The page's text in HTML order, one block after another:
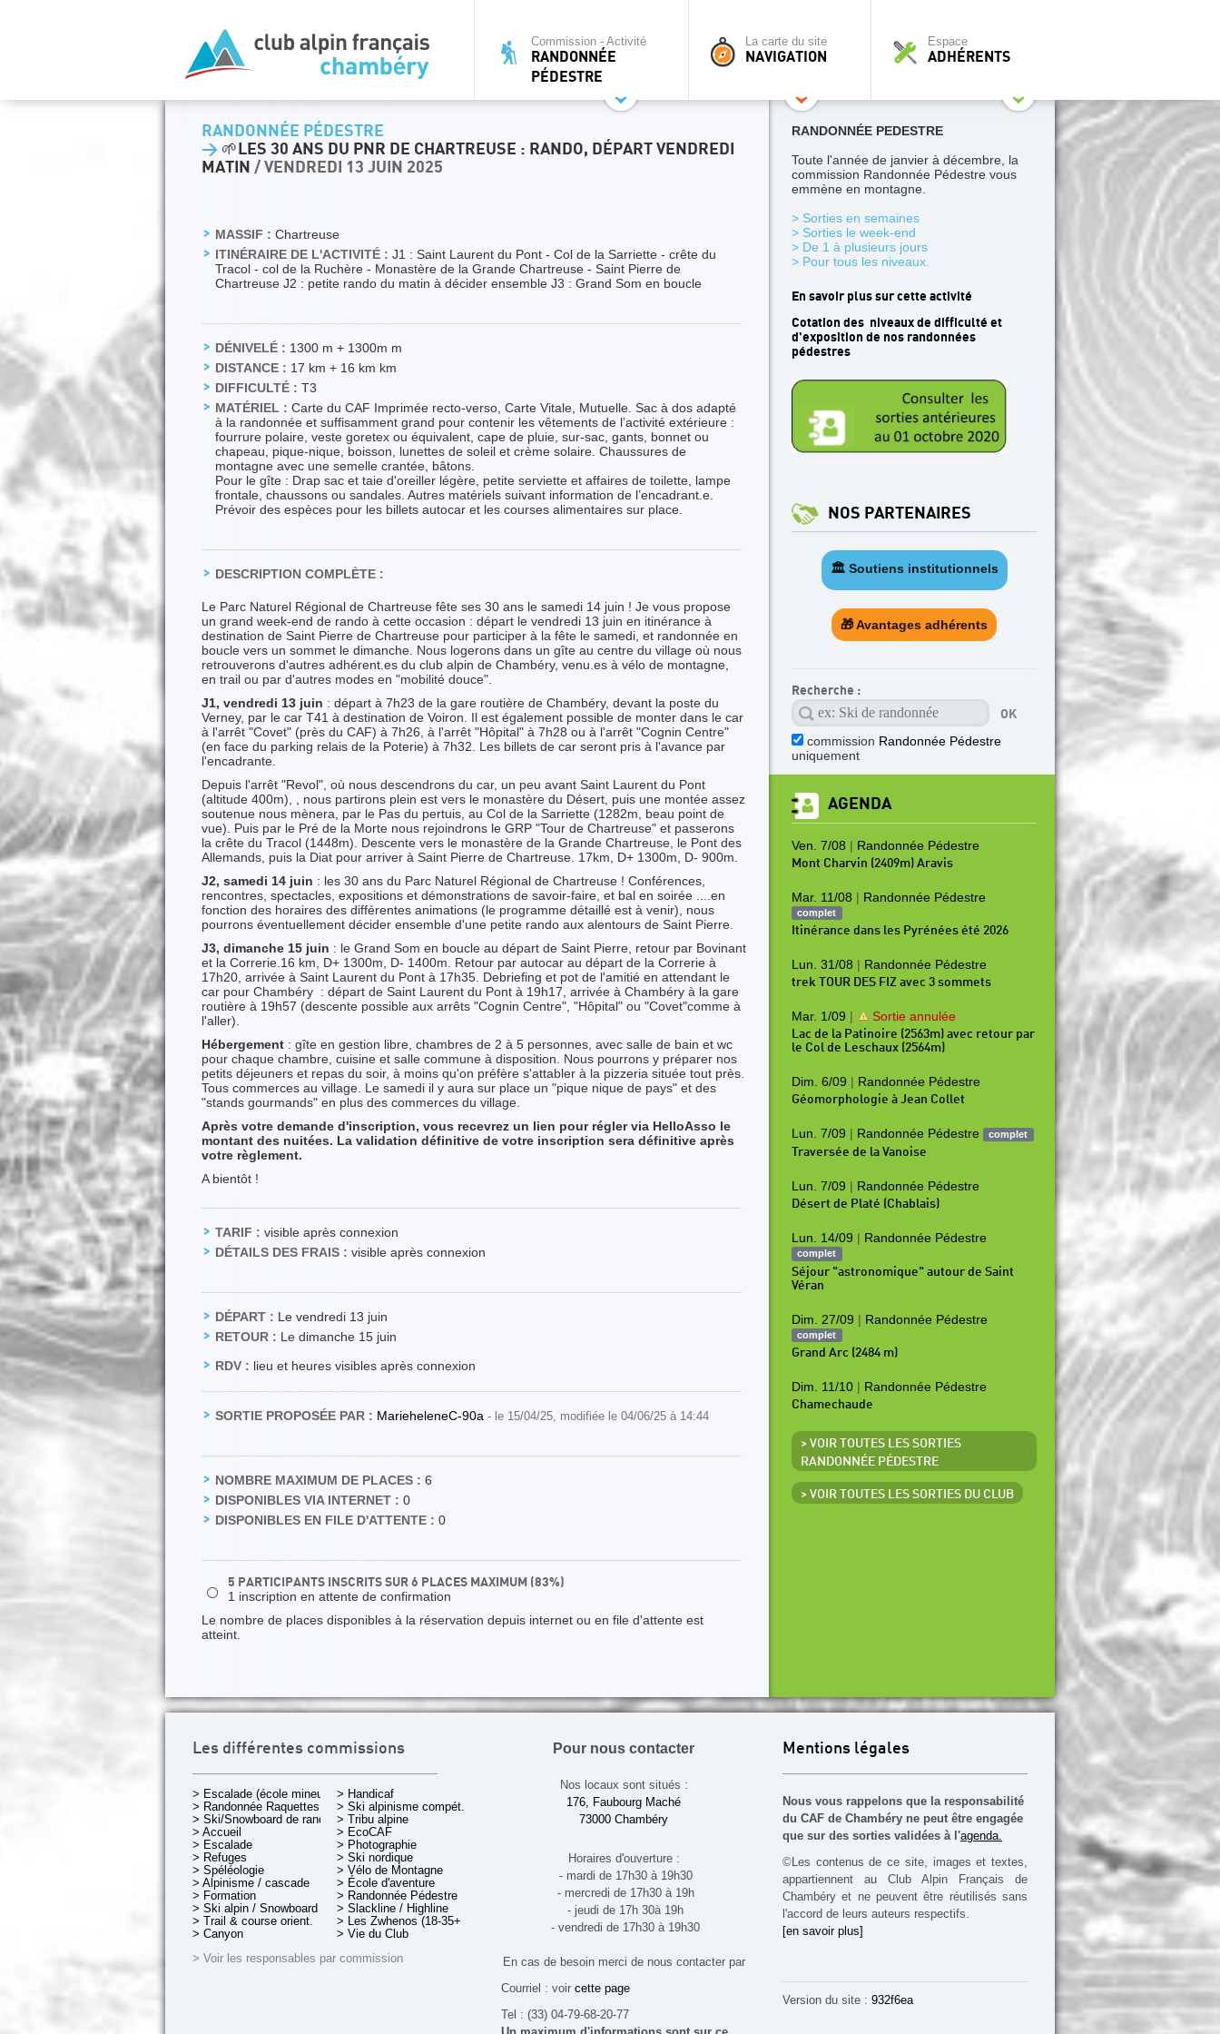
Commission - Activité
RANDONNÉE
PÉDESTRE
La carte du site
NAVIGATION
Espace
ADHÉRENTS
RANDONNÉE PÉDESTRE
> 🌱LES 30 ANS DU PNR DE CHARTREUSE : RANDO, DÉPART VENDREDI
MATIN / VENDREDI 13 JUIN 2025
MASSIF : Chartreuse
ITINÉRAIRE DE L'ACTIVITÉ : J1 : Saint Laurent du Pont - Col de la Sarriette - crête du
Tracol - col de la Ruchère - Monastère de la Grande Chartreuse - Saint Pierre de
Chartreuse J2 : petite rando du matin à décider ensemble J3 : Grand Som en boucle
DÉNIVELÉ : 1300 m + 1300m m
DISTANCE : 17 km + 16 km km
DIFFICULTÉ : T3
MATÉRIEL : Carte du CAF Imprimée recto-verso, Carte Vitale, Mutuelle. Sac à dos adapté
à la randonnée et suffisamment grand pour contenir les vêtements de l’activité extérieure :
fourrure polaire, veste goretex ou équivalent, cape de pluie, sur-sac, gants, bonnet ou
chapeau, pique-nique, boisson, lunettes de soleil et crème solaire. Chaussures de
montagne avec une semelle crantée, bâtons.
Pour le gîte : Drap sac et taie d'oreiller légère, petite serviette et affaires de toilette, lampe
frontale, chaussons ou sandales. Autres matériels suivant information de l’encadrant.e.
Prévoir des espèces pour les billets autocar et les courses alimentaires sur place.
DESCRIPTION COMPLÈTE :
Le Parc Naturel Régional de Chartreuse fête ses 30 ans le samedi 14 juin ! Je vous propose
un grand week-end de rando à cette occasion : départ le vendredi 13 juin en itinérance à
destination de Saint Pierre de Chartreuse pour participer à la fête le samedi, et randonnée en
boucle vers un sommet le dimanche. Nous logerons dans un gîte au centre du village où nous
retrouverons d'autres adhérent.es du club alpin de Chambéry, venu.es à vélo de montagne,
en trail ou par d'autres modes en "mobilité douce".
J1, vendredi 13 juin : départ à 7h23 de la gare routière de Chambéry, devant la poste du
Verney, par le car T41 à destination de Voiron. Il est également possible de monter dans le car
à l'arrêt "Covet" (près du CAF) à 7h26, à l'arrêt "Hôpital" à 7h28 ou à l'arrêt "Cognin Centre"
(en face du parking relais de la Poterie) à 7h32. Les billets de car seront pris à l'avance par
l'encadrante.
Depuis l'arrêt "Revol", où nous descendrons du car, un peu avant Saint Laurent du Pont
(altitude 400m), , nous partirons plein est vers le monastère du Désert, puis une montée assez
soutenue nous mènera, par le Pas du pertuis, au Col de la Sarriette (1282m, beau point de
vue). Puis par le Pré de la Morte nous rejoindrons le GRP "Tour de Chartreuse" et passerons
la crête du Tracol (1448m). Descente vers le monastère de la Grande Chartreuse, le Pont des
Allemands, puis la Diat pour arriver à Saint Pierre de Chartreuse. 17km, D+ 1300m, D- 900m.
J2, samedi 14 juin : les 30 ans du Parc Naturel Régional de Chartreuse ! Conférences,
rencontres, spectacles, expositions et démonstrations de savoir-faire, et bal en soirée ....en
fonction des horaires des différentes animations (le programme détaillé est à venir), nous
pourrons éventuellement décider ensemble d'une petite rando aux alentours de Saint Pierre.
J3, dimanche 15 juin : le Grand Som en boucle au départ de Saint Pierre, retour par Bovinant
et la Correrie.16 km, D+ 1300m, D- 1400m. Retour par autocar au départ de la Correrie à
17h20, arrivée à Saint Laurent du Pont à 17h35. Debriefing et pot de l'amitié en attendant le
car pour Chambéry : départ de Saint Laurent du Pont à 19h17, arrivée à Chambéry à la gare
routière à 19h57 (descente possible aux arrêts "Cognin Centre", "Hôpital" ou "Covet"comme à
l'aller).
Hébergement : gîte en gestion libre, chambres de 2 à 5 personnes, avec salle de bain et wc
pour chaque chambre, cuisine et salle commune à disposition. Nous pourrons y préparer nos
petits déjeuners et repas du soir, à moins qu'on préfère s'attabler à la pizzeria située tout près.
Tous commerces au village. Le samedi il y aura sur place un "pique nique de pays" et des
"stands gourmands" en plus des commerces du village.
Après votre demande d'inscription, vous recevrez un lien pour régler via HelloAsso le
montant des nuitées. La validation définitive de votre inscription sera définitive après
votre règlement.
A bientôt !
TARIF : visible après connexion
DÉTAILS DES FRAIS : visible après connexion
DÉPART : Le vendredi 13 juin
RETOUR : Le dimanche 15 juin
RDV : lieu et heures visibles après connexion
SORTIE PROPOSÉE PAR : MarieheleneC-90a - le 15/04/25, modifiée le 04/06/25 à 14:44
NOMBRE MAXIMUM DE PLACES : 6
DISPONIBLES VIA INTERNET : 0
DISPONIBLES EN FILE D'ATTENTE : 0
⚪
5 PARTICIPANTS INSCRITS SUR 6 PLACES MAXIMUM (83%)
1 inscription en attente de confirmation
Le nombre de places disponibles à la réservation depuis internet ou en file d'attente est
atteint.
RANDONNÉE PEDESTRE
Toute l'année de janvier à décembre, la
commission Randonnée Pédestre vous
emmène en montagne.
> Sorties en semaines
> Sorties le week-end
> De 1 à plusieurs jours
> Pour tous les niveaux.
En savoir plus sur cette activité
Cotation des niveaux de difficulté et
d'exposition de nos randonnées
pédestres
NOS PARTENAIRES
🏛️ Soutiens institutionnels
🎁 Avantages adhérents
Recherche :
commission Randonnée Pédestre
uniquement
AGENDA
Ven. 7/08 | Randonnée Pédestre
Mont Charvin (2409m) Aravis
Mar. 11/08 | Randonnée Pédestre
complet
Itinérance dans les Pyrénées été 2026
Lun. 31/08 | Randonnée Pédestre
trek TOUR DES FIZ avec 3 sommets
Mar. 1/09 | Sortie annulée
Lac de la Patinoire (2563m) avec retour par
le Col de Leschaux (2564m)
Dim. 6/09 | Randonnée Pédestre
Géomorphologie à Jean Collet
Lun. 7/09 | Randonnée Pédestre complet
Traversée de la Vanoise
Lun. 7/09 | Randonnée Pédestre
Désert de Platé (Chablais)
Lun. 14/09 | Randonnée Pédestre
complet
Séjour "astronomique" autour de Saint
Véran
Dim. 27/09 | Randonnée Pédestre
complet
Grand Arc (2484 m)
Dim. 11/10 | Randonnée Pédestre
Chamechaude
> VOIR TOUTES LES SORTIES
RANDONNÉE PÉDESTRE
> VOIR TOUTES LES SORTIES DU CLUB
Les différentes commissions
> Escalade (école mineurs)
> Randonnée Raquettes
> Ski/Snowboard de rando.
> Accueil
> Escalade
> Refuges
> Spéléologie
> Alpinisme / cascade
> Formation
> Ski alpin / Snowboard
> Trail & course orient.
> Canyon
> Handicaf
> Ski alpinisme compét.
> Tribu alpine
> EcoCAF
> Photographie
> Ski nordique
> Vélo de Montagne
> École d'aventure
> Randonnée Pédestre
> Slackline / Highline
> Les Zwhenos (18-35+ ans)
> Vie du Club
> Voir les responsables par commission
Pour nous contacter
Nos locaux sont situés :
176, Faubourg Maché
73000 Chambéry
Horaires d'ouverture :
- mardi de 17h30 à 19h30
- mercredi de 17h30 à 19h
- jeudi de 17h 30à 19h
- vendredi de 17h30 à 19h30
En cas de besoin merci de nous contacter par
Courriel : voir cette page
Tel : (33) 04-79-68-20-77
Mentions légales
Nous vous rappelons que la responsabilité
du CAF de Chambéry ne peut être engagée
que sur des sorties validées à l'agenda.
©Les contenus de ce site, images et textes,
appartiennent au Club Alpin Français de
Chambéry et ne peuvent être réutilisés sans
l'accord de leurs auteurs respectifs.
[en savoir plus]
Version du site : 932f6ea